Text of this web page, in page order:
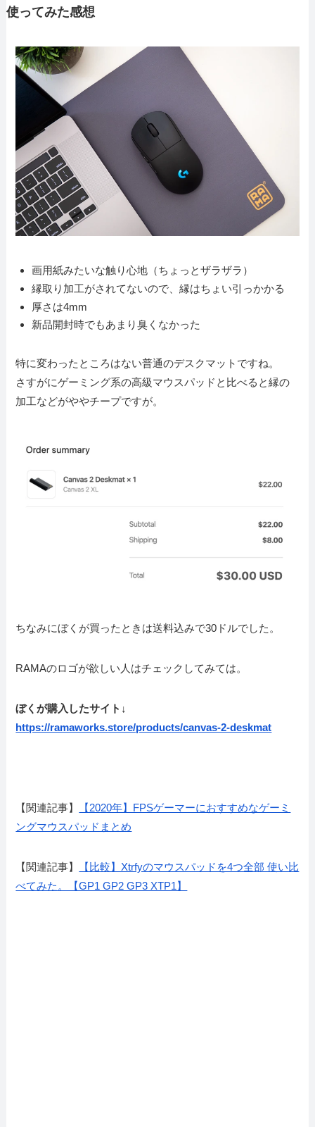
使ってみた感想
画用紙みたいな触り心地（ちょっとザラザラ）
縁取り加工がされてないので、縁はちょい引っかかる
厚さは4mm
新品開封時でもあまり臭くなかった
特に変わったところはない普通のデスクマットですね。
さすがにゲーミング系の高級マウスパッドと比べると縁の
加工などがややチープですが。
ちなみにぼくが買ったときは送料込みで30ドルでした。
RAMAのロゴが欲しい人はチェックしてみては。
ぼくが購入したサイト↓
https://ramaworks.store/products/canvas-2-deskmat
【関連記事】
【2020年】FPSゲーマーにおすすめなゲーミ
ングマウスパッドまとめ
【関連記事】
【比較】Xtrfyのマウスパッドを4つ全部 使い比
べてみた。【GP1 GP2 GP3 XTP1】